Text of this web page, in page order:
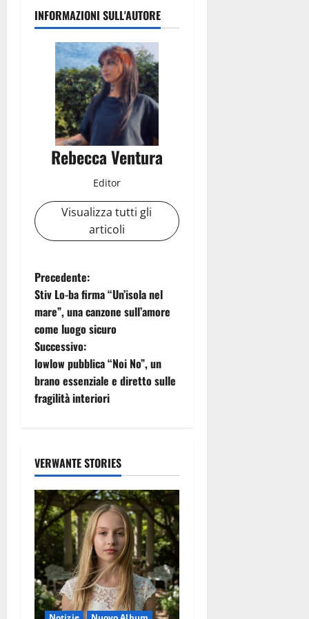
INFORMAZIONI SULL'AUTORE
Rebecca Ventura
Editor
Visualizza tutti gli
articoli
N
a
v
i
g
z
i
o
n
e
a
Precedente:
Stiv Lo-ba firma “Un’isola nel
mare”, una canzone sull’amore
come luogo sicuro
Successivo:
lowlow pubblica “Noi No”, un
brano essenziale e diretto sulle
fragilità interiori
VERWANTE STORIES